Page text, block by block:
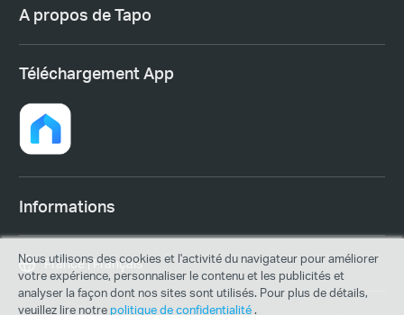
A propos de Tapo
Téléchargement App
Informations
France | Français
Nous utilisons des cookies et l'activité du navigateur pour améliorer
votre expérience, personnaliser le contenu et les publicités et
analyser la façon dont nos sites sont utilisés. Pour plus de détails,
veuillez lire notrepolitique de confidentialité.